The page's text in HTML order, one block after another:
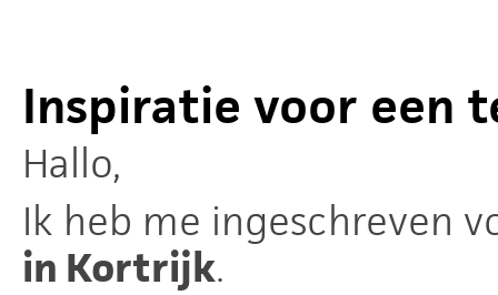
Inspiratie voor een
Hallo,
Ik heb me ingeschreven
in Kortrijk.